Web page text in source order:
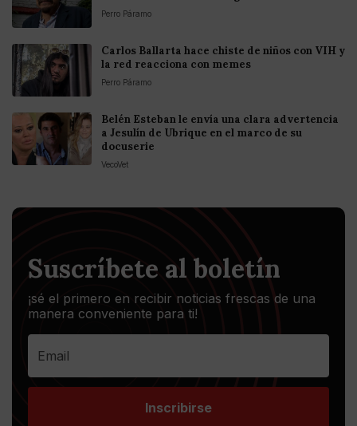
Perro Páramo
Carlos Ballarta hace chiste de niños con VIH y
la red reacciona con memes
Perro Páramo
Belén Esteban le envía una clara advertencia
a Jesulín de Ubrique en el marco de su
docuserie
VecoVet
Suscríbete al boletín
¡sé el primero en recibir noticias frescas de una
manera conveniente para ti!
Inscribirse